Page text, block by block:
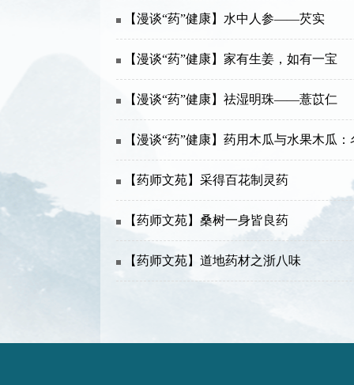
【漫谈“药”健康】水中人参——芡实
【漫谈“药”健康】家有生姜，如有一宝
【漫谈“药”健康】祛湿明珠——薏苡仁
【漫谈“药”健康】药用木瓜与水果木瓜
【药师文苑】采得百花制灵药
【药师文苑】桑树一身皆良药
【药师文苑】道地药材之浙八味